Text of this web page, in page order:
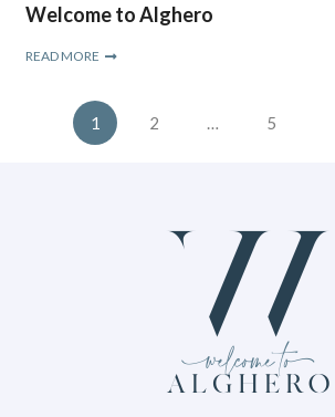
Welcome to Alghero
READ MORE
1 2 … 5